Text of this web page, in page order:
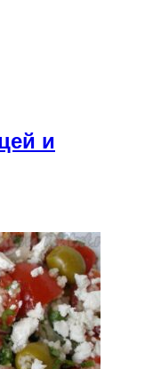
и